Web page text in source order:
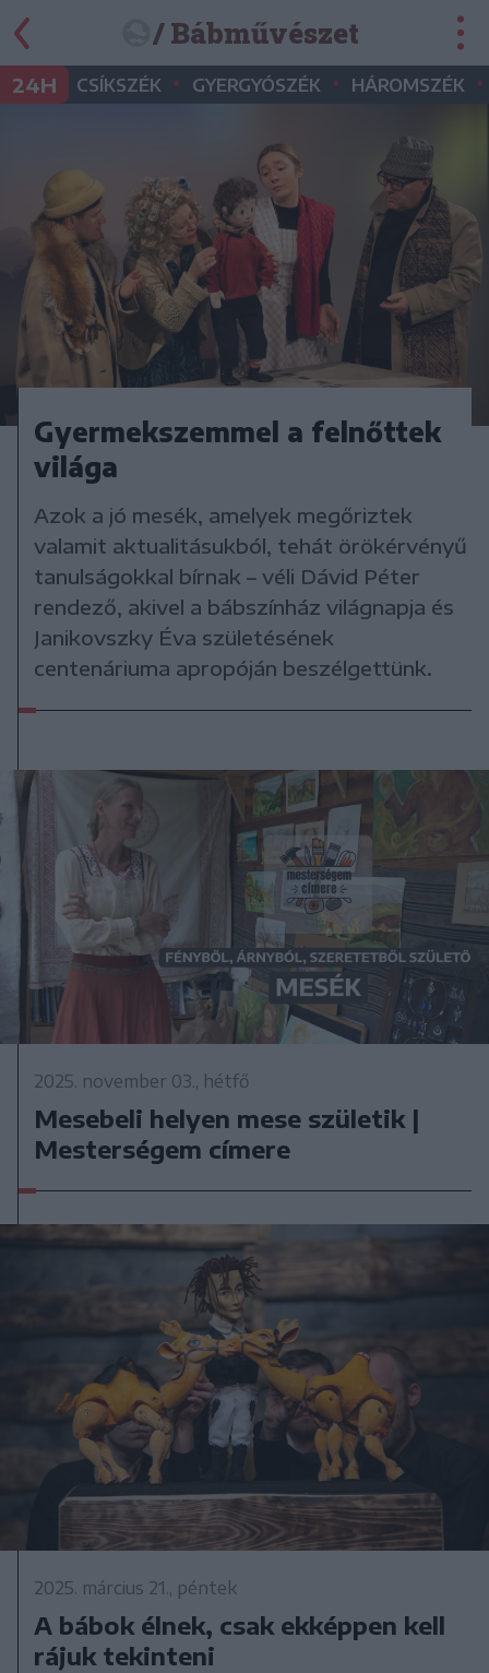
/ Bábművészet
24H CSÍKSZÉK • GYERGYÓSZÉK • HÁROMSZÉK •
Gyermekszemmel a felnőttek
világa
Azok a jó mesék, amelyek megőriztek
valamit aktualitásukból, tehát örökérvényű
tanulságokkal bírnak – véli Dávid Péter
rendező, akivel a bábszínház világnapja és
Janikovszky Éva születésének
centenáriuma apropóján beszélgettünk.
2025. november 03., hétfő
Mesebeli helyen mese születik |
Mesterségem címere
2025. március 21., péntek
A bábok élnek, csak ekképpen kell
rájuk tekinteni